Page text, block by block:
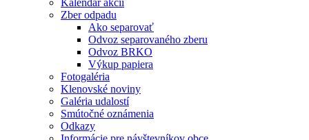
Kalendár akcií
Zber odpadu
Ako separovať
Odvoz separovaného zberu
Odvoz BRKO
Výkup papiera
Fotogaléria
Klenovské noviny
Galéria udalostí
Smútočné oznámenia
Odkazy